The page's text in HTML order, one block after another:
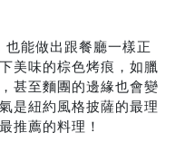
能做出跟餐廳一樣正
美味的棕色烤痕，如臘
甚至麵團的邊緣也會變
是紐約風格披薩的最理
推薦的料理！